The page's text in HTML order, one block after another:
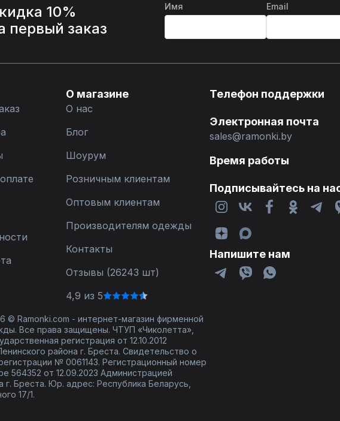
10%
первый заказ
Имя Email
О магазине
О нас
Блог
Шоурум
Розничным клиентам
Оптовым клиентам
Производителям одежды
Контакты
Отзывы (26243 шт)
4,9 из 5
Телефон поддержки
Электронная почта
sales@ramonki.by
Время работы
Подписывайтесь на
Напишите нам
© Ramonki.com - интернет-магазин фирменной
Все права защищены. ЧТУП «Чиколетта»,
регистрация от 12.10.2012
района г. Бреста. Свидетельство о
№ 0061143. Регистрационный номер
564352 от 12.09.2023 Администрацией
г. Бреста. Юр. адрес: Республика Беларусь,
17/1.